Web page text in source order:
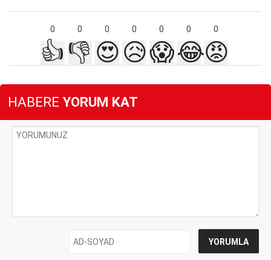
0 0 0 0 0 0 0
👍 👎 😍😥😱😂😡
HABERE YORUM KAT